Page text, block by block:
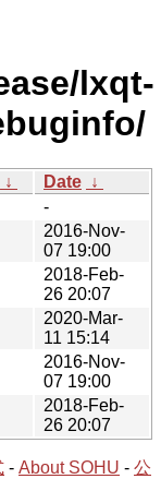
lxqt-
↓ Date ↓
-
2016-Nov-
07 19:00
2018-Feb-
26 20:07
2020-Mar-
11 15:14
2016-Nov-
07 19:00
2018-Feb-
26 20:07
- About SOHU - 公